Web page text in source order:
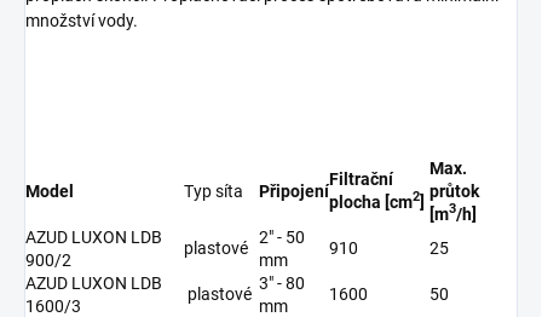
množství vody.
Model Typ síta Připojení
Filtrační
plocha [cm2]
Max.
průtok
[m3/h]
AZUD LUXON LDB
900/2
plastové
2" - 50
mm
910
25
AZUD LUXON LDB
1600/3
plastové
3" - 80
mm
1600
50